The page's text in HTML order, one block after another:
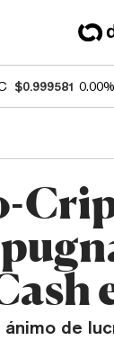
$0.999581 0.00%
de